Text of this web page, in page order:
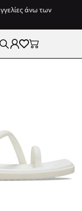
άνω των